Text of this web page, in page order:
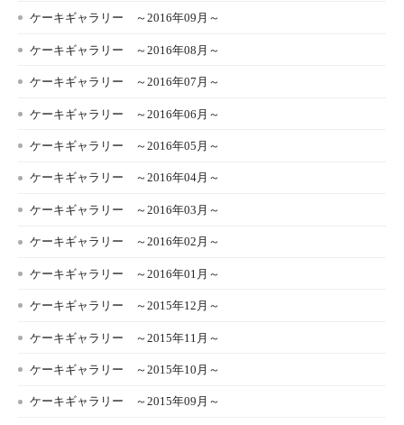
ケーキギャラリー ～2016年09月～
ケーキギャラリー ～2016年08月～
ケーキギャラリー ～2016年07月～
ケーキギャラリー ～2016年06月～
ケーキギャラリー ～2016年05月～
ケーキギャラリー ～2016年04月～
ケーキギャラリー ～2016年03月～
ケーキギャラリー ～2016年02月～
ケーキギャラリー ～2016年01月～
ケーキギャラリー ～2015年12月～
ケーキギャラリー ～2015年11月～
ケーキギャラリー ～2015年10月～
ケーキギャラリー ～2015年09月～